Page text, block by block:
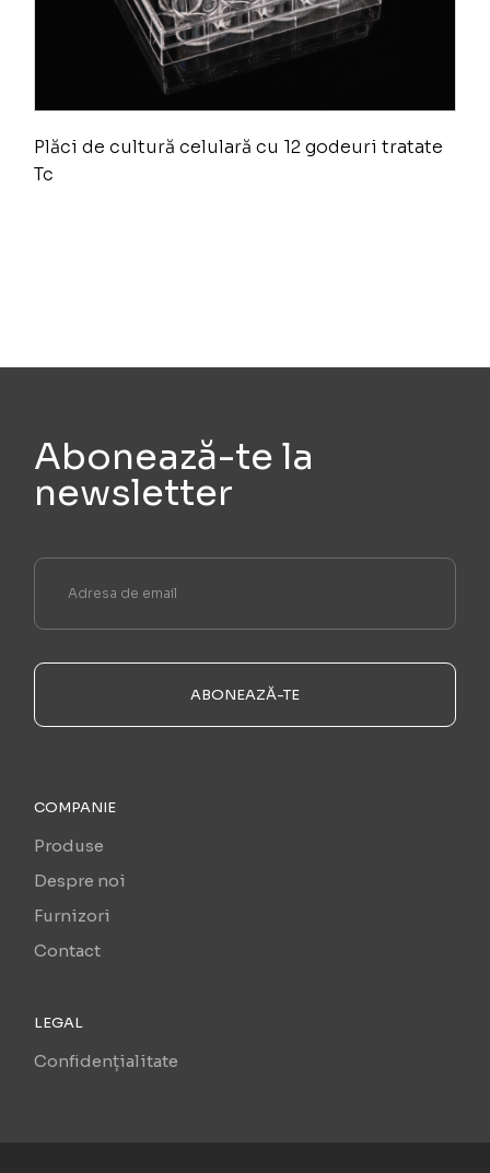
Plăci de cultură celulară cu 12 godeuri tratate
Tc
Abonează-te la
newsletter
ABONEAZĂ-TE
COMPANIE
Produse
Despre noi
Furnizori
Contact
LEGAL
Confidențialitate